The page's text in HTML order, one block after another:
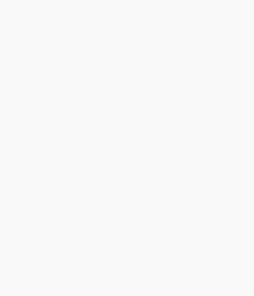
Projekt in Sumatra gibt ihr
meiner Umgebung. Aber
Regina Frey
sorgte für die Gänsehaut-
uns zu teilen, haben uns